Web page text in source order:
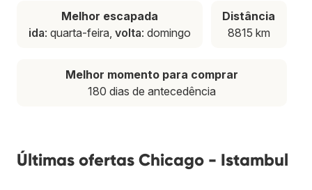
Melhor escapada
ida: quarta-feira, volta: domingo
Distância
8815 km
Melhor momento para comprar
180 dias de antecedência
Últimas ofertas Chicago - Istambul